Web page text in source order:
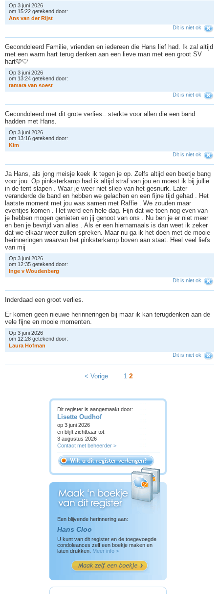
Op 3 juni 2026
om 15:22 getekend door:
Ans van der Rijst
Dit is niet ok
Gecondoleerd Familie, vrienden en iedereen die Hans lief had. Ik zal altijd
met een warm hart terug denken aan een lieve man met een groot SV
hart🩵🤍
Op 3 juni 2026
om 13:24 getekend door:
tamara van soest
Dit is niet ok
Gecondoleerd met dit grote verlies.. sterkte voor allen die een band
hadden met Hans.
Op 3 juni 2026
om 13:16 getekend door:
Kim
Dit is niet ok
Ja Hans, als jong meisje keek ik tegen je op. Zelfs altijd een beetje bang
voor jou. Op pinksterkamp had ik altijd straf van jou en moest ik bij jullie
in de tent slapen . Waar je weer niet sliep van het gesnurk. Later
veranderde de band en hebben we gelachen en een fijne tijd gehad . Het
laatste moment met jou was samen met Raffie . We zouden maar
eventjes komen . Het werd een hele dag. Fijn dat we toen nog even van
je hebben mogen genieten en jij genoot van ons . Nu ben je er niet meer
en ben je bevrijd van alles . Als er een hiernamaals is dan weet ik zeker
dat we elkaar weer zullen spreken. Maar nu ga ik het doen met de mooie
herinneringen waarvan het pinksterkamp boven aan staat. Heel veel liefs
van mij
Op 3 juni 2026
om 12:35 getekend door:
nge v Wouden berg
Dit is niet ok
Inderdaad een groot verlies.
Er komen geen nieuwe herinneringen bij maar ik kan terugdenken aan de
vele fijne en mooie momenten.
Op 3 juni 2026
om 12:28 getekend door:
Laura Hofman
Dit is niet ok
< Vorige 1 2
Dit register is aangemaakt door:
Lisette Oudhof
op 3 juni 2026
en blijft zichtbaar tot:
3 augustus 2026
Contact met beheerder >
Een blijvende herinnering aan:
Hans Cloo
U kunt van dit register en de toegevoegde
condoleances zelf een boekje maken en
laten drukken. Meer info >